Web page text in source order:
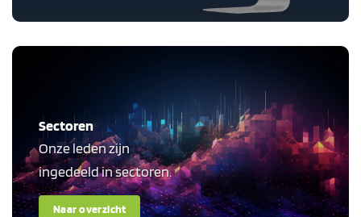
Sectoren
Onze leden zijn
ingedeeld in sectoren.
Naar overzicht